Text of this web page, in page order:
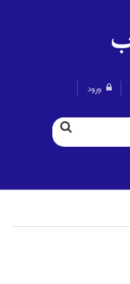
ورود